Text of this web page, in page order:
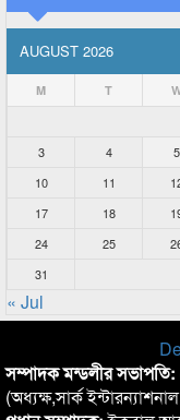
AUGUST 2026
M T
3
4 5
10
11
17
18
24
25
31
« Jul
সম্পাদক মন্ডলীর সভাপতি:
(অধ্যক্ষ,সার্ক